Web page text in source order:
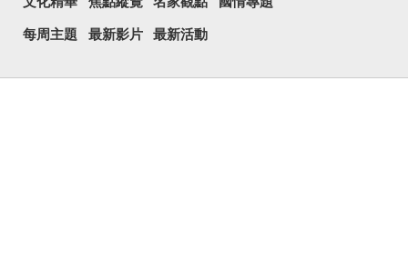
每周主題 最新影片 最新活動